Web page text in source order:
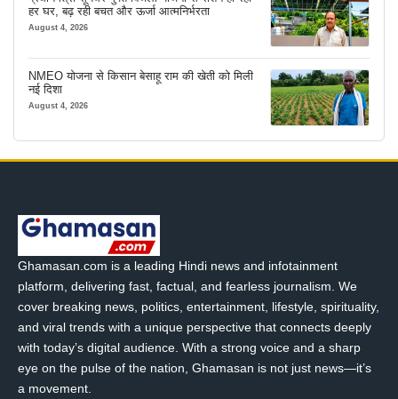
हर घर, बढ़ रही बचत और ऊर्जा आत्मनिर्भरता
August 4, 2026
NMEO योजना से किसान बेसाहू राम की खेती को मिली
नई दिशा
August 4, 2026
Ghamasan.com is a leading Hindi news and infotainment
platform, delivering fast, factual, and fearless journalism. We
cover breaking news, politics, entertainment, lifestyle, spirituality,
and viral trends with a unique perspective that connects deeply
with today’s digital audience. With a strong voice and a sharp
eye on the pulse of the nation, Ghamasan is not just news—it’s
a movement.